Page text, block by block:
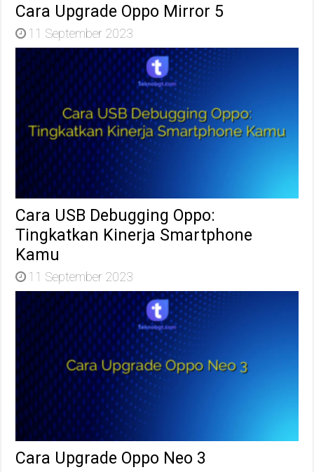
Cara Upgrade Oppo Mirror 5
11 September 2023
Cara USB Debugging Oppo:
Tingkatkan Kinerja Smartphone
Kamu
11 September 2023
Cara Upgrade Oppo Neo 3